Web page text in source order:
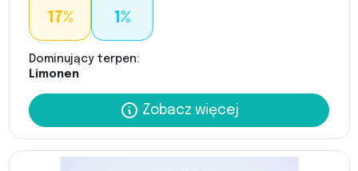
17% 1%
Dominujący terpen:
Limonen
Zobacz więcej